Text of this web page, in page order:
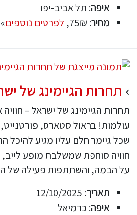
איפה: תל אביב-יפו
מחיר: 75₪, לפרטים נוספים»
תחרות הגיימינג של
תחרות הגיימינג של ישראל –
עולמות! בראול סטארס,
שכל גיימר חלם עליו מגיע להיכל
חוויה סוחפת שמשלבת מופע לייב,
על הבמה, והשתתפות פעילה של
תאריך: 12/10/2025
איפה: כרמיאל